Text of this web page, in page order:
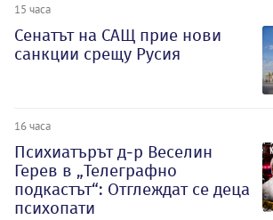
15 часа
Сенатът на САЩ прие нови
санкции срещу Русия
16 часа
Психиатърът д-р Веселин
Герев в „Телеграфно
подкастът“: Отглеждат се деца
психопати